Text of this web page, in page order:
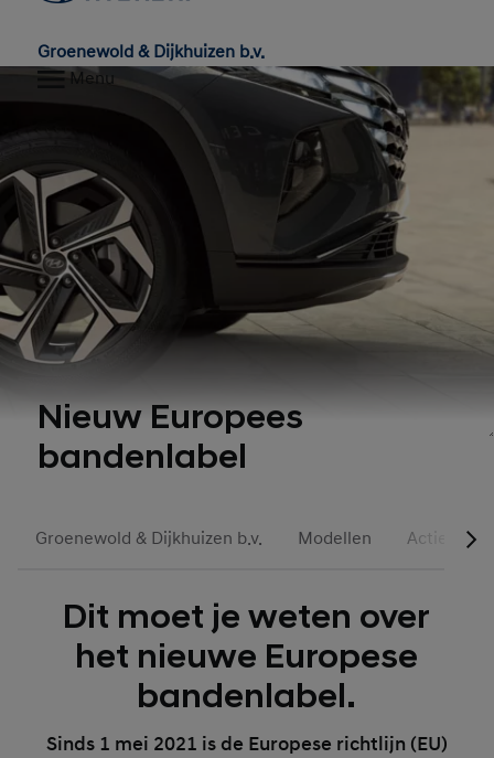
Groenewold & Dijkhuizen b.v.
Menu
Nieuw Europees
bandenlabel
Groenewold & Dijkhuizen b.v. Modellen Acties
Dit moet je weten over
het nieuwe Europese
bandenlabel.
Sinds 1 mei 2021 is de Europese richtlijn (EU)